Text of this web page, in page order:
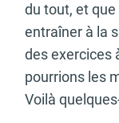
du tout, et
entraîner à la
des exercices
pourrions les
Voilà